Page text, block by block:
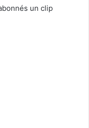
un clip